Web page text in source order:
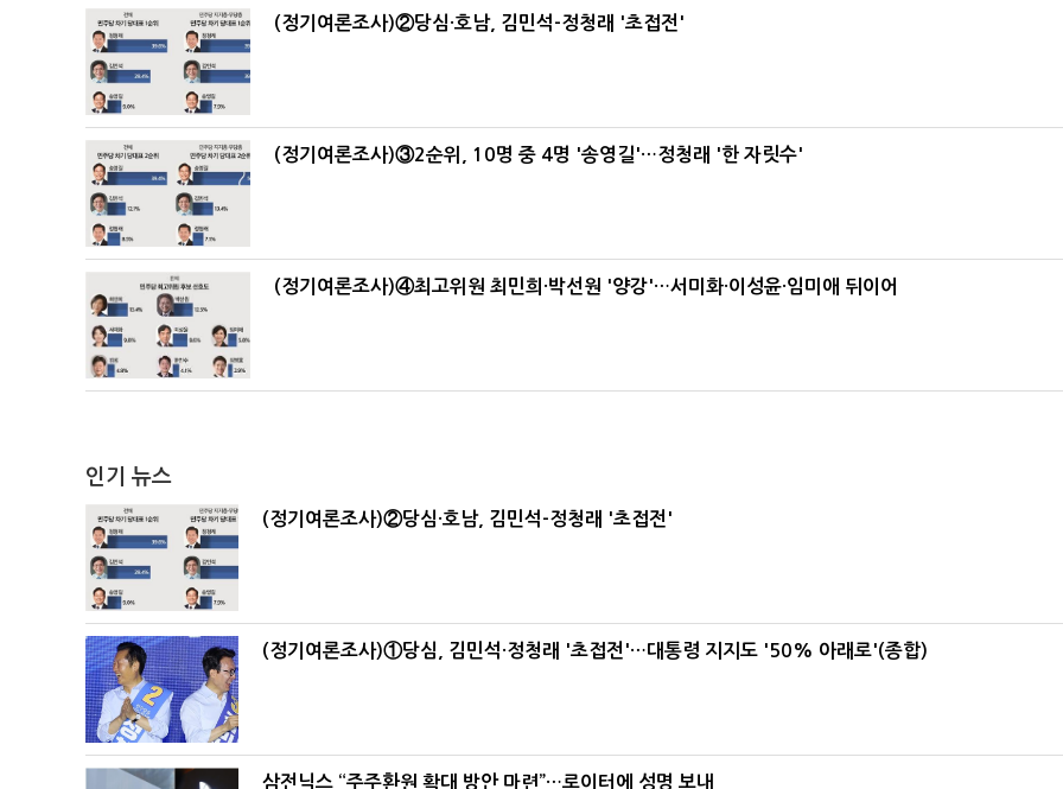
(정기여론조사)②당심·호남, 김민석-정청래 '초접전'
(정기여론조사)③2순위, 10명 중 4명 '송영길'…정청래 '한 자릿수'
(정기여론조사)④최고위원 최민희·박선원 '양강'…서미화·이성윤·임미애 뒤이어
인기 뉴스
(정기여론조사)②당심·호남, 김민석-정청래 '초접전'
(정기여론조사)①당심, 김민석·정청래 '초접전'…대통령 지지도 '50% 아래로'(종합)
삼전닉스 “주주환원 확대 방안 마련”…로이터에 성명 보내